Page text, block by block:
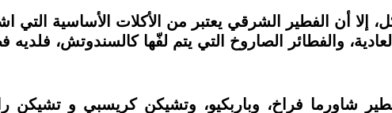
إلا أن الفطير الشرقي يعتبر من الأكلات الأساسية
والفطائر الصاروخ التي يتم لفّها كالسندوتش، فلديه
شاورما فراخ، وباربكيو، وتشيكن كريسبي و تشيكن